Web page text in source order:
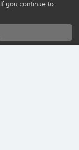
you continue to